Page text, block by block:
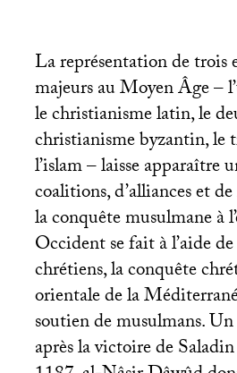
La représentation de trois
majeurs au Moyen Âge –
le christianisme latin, le
christianisme byzantin, le
l’islam – laisse apparaître
coalitions, d’alliances et
la conquête musulmane à
Occident se fait à l’aide
chrétiens, la conquête
orientale de la
soutien de musulmans.
après la victoire de